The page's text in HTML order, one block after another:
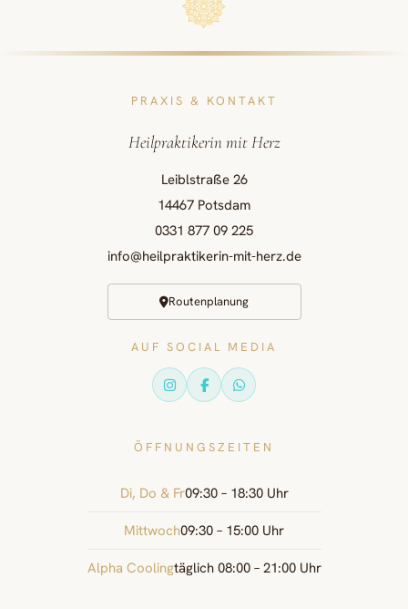
PRAXIS & KONTAKT
Heilpraktikerin mit Herz
Leiblstraße 26
14467 Potsdam
0331 877 09 225
info@heilpraktikerin-mit-herz.de
Routenplanung
AUF SOCIAL MEDIA
ÖFFNUNGSZEITEN
Di, Do & Fr09:30 – 18:30 Uhr
Mittwoch09:30 – 15:00 Uhr
Alpha Coolingtäglich 08:00 – 21:00 Uhr